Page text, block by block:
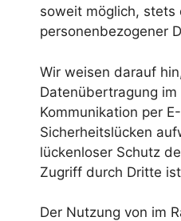
soweit möglich, stets
personenbezogener
Wir weisen darauf
Datenübertragung
Kommunikation per
Sicherheitslücken
lückenloser Schutz
Zugriff durch Dritte
Der Nutzung von im